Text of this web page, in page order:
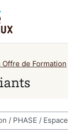
Offre de Formation